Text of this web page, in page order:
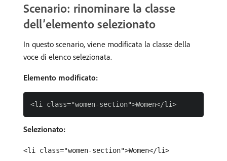
Scenario: rinominare la classe
dell’elemento selezionato
In questo scenario, viene modificata la classe della
voce di elenco selezionata.
Elemento modificato:
Selezionato:
<li class="women-section">Women</li>